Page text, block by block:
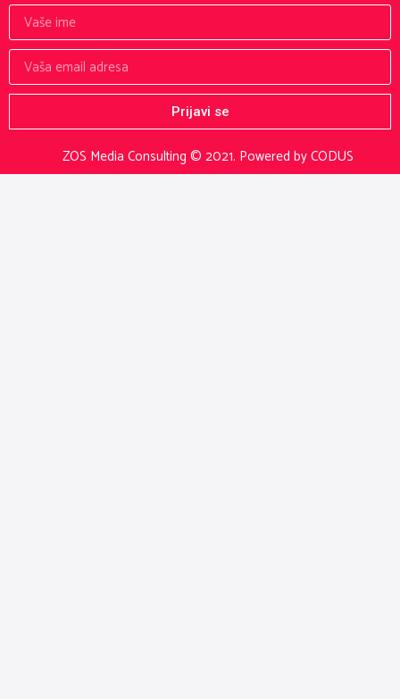
ZOS Media Consulting © 2021. Powered by CODUS
Prijavi se